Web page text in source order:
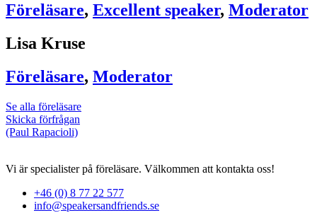
Föreläsare, Excellent speaker, Moderator
Lisa Kruse
Föreläsare, Moderator
Se alla föreläsare
Skicka förfrågan
(Paul Rapacioli)
Vi är specialister på föreläsare. Välkommen att kontakta oss!
+46 (0) 8 77 22 577
info@speakersandfriends.se